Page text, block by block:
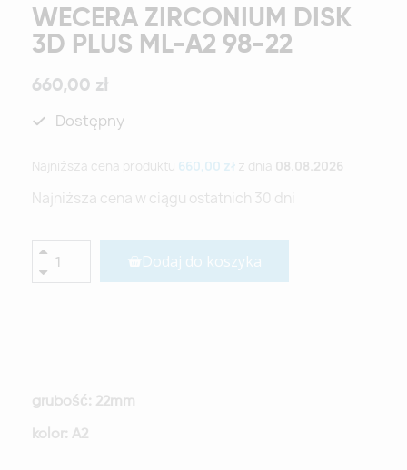
WECERA ZIRCONIUM DISK
3D PLUS ML-A2 98-22
660,00 zł
Dostępny
Najniższa cena produktu 660,00 zł z dnia 08.08.2026
Najniższa cena w ciągu ostatnich 30 dni
Dodaj do koszyka
grubość: 22mm
kolor: A2